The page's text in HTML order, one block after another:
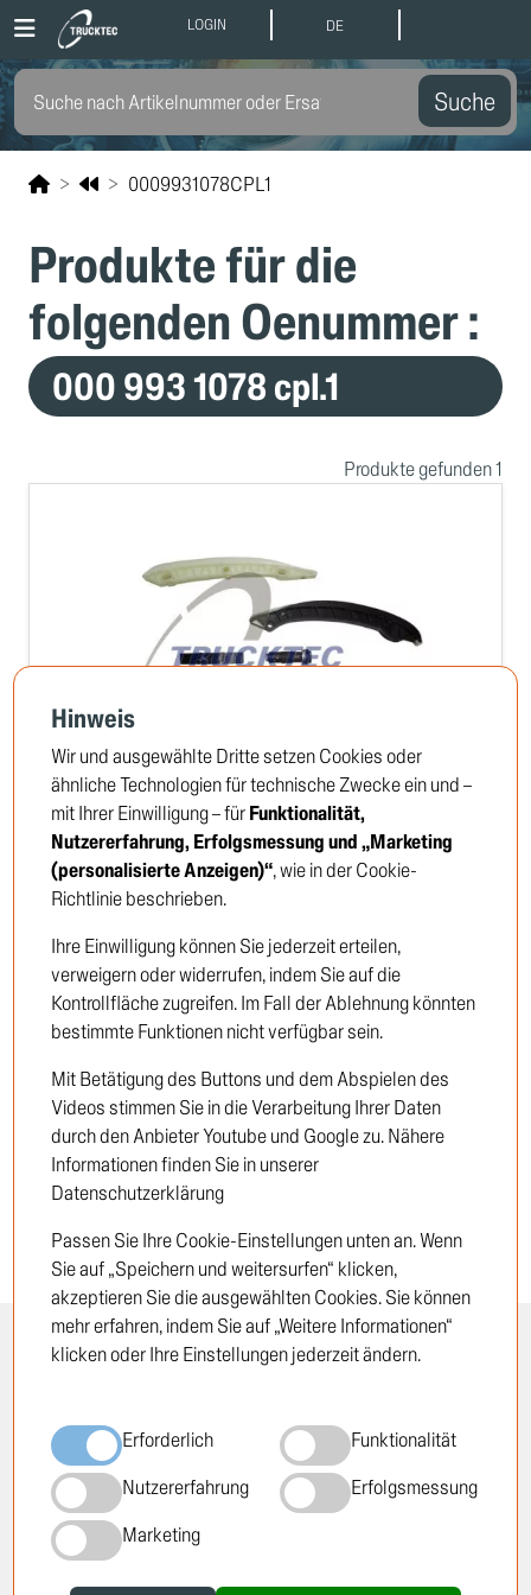
LOGIN DE
Suche
0009931078CPL1
Produkte für die
folgenden Oenummer :
000 993 1078 cpl.1
Produkte gefunden 1
Steuerkettensatz
TRUCKTEC no: 02.12.229
Um die Preise zu sehen, müssen Sie sich
anmelden oder Kunde werden
Neukunde
INFORMATION
Standorte
Über TRUCKTEC
Geschichte
Karriere
Newsletter
RECHTLICHES
Datenschutzrichtlinie
Cookie-Richtlinie
AGB
Hinweis
Wir und ausgewählte Dritte setzen Cookies oder
ähnliche Technologien für technische Zwecke ein und –
mit Ihrer Einwilligung – fürFunktionalität,
Nutzererfahrung, Erfolgsmessung und „Marketing
(personalisierte Anzeigen)“, wie in der Cookie-
Richtlinie beschrieben.
Ihre Einwilligung können Sie jederzeit erteilen,
verweigern oder widerrufen, indem Sie auf die
Kontrollfläche zugreifen. Im Fall der Ablehnung könnten
bestimmte Funktionen nicht verfügbar sein.
Mit Betätigung des Buttons und dem Abspielen des
Videos stimmen Sie in die Verarbeitung Ihrer Daten
durch den Anbieter Youtube und Google zu. Nähere
Informationen finden Sie in unserer
Datenschutzerklärung
Passen Sie Ihre Cookie-Einstellungen unten an. Wenn
Sie auf „Speichern und weitersurfen“ klicken,
akzeptieren Sie die ausgewählten Cookies. Sie können
mehr erfahren, indem Sie auf „Weitere Informationen“
klicken oder Ihre Einstellungen jederzeit ändern.
Erforderlich
Funktionalität
Nutzererfahrung
Erfolgsmessung
Marketing